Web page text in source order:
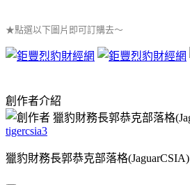
★點選以下圖片即可訂購去～
創作者介紹
tigercsia3
獵豹財務長郭恭克部落格(JaguarCSIA)